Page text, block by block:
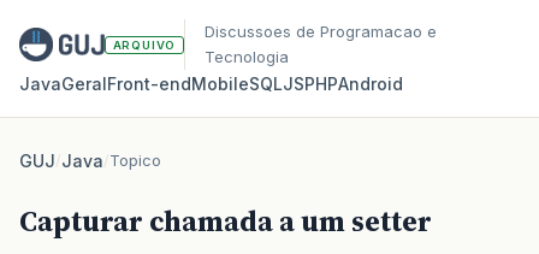
ARQUIVO
Discussoes de Programacao e
Tecnologia
JavaGeralFront‑endMobileSQLJSPHPAndroid
GUJ/Java/Topico
Capturar chamada a um setter